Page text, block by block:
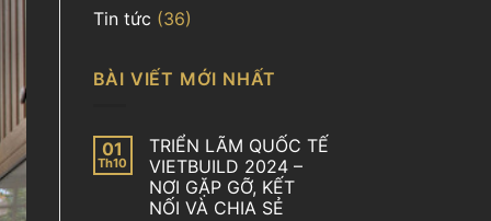
Tin tức (36)
BÀI VIẾT MỚI NHẤT
01
Th10
TRIỂN LÃM QUỐC TẾ
VIETBUILD 2024 –
NƠI GẶP GỠ, KẾT
NỐI VÀ CHIA SẺ